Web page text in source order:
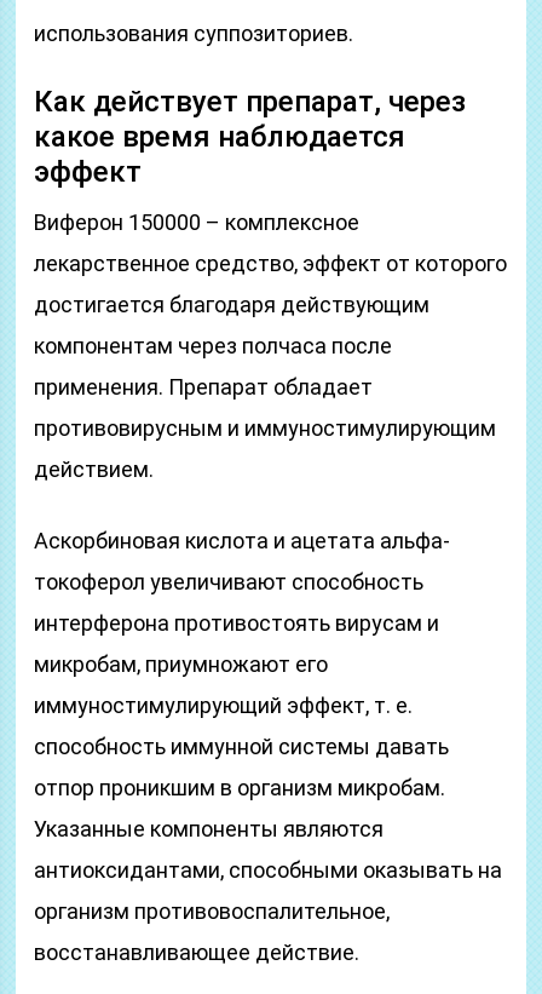
использования суппозиториев.
Как действует препарат, через
какое время наблюдается
эффект
Виферон 150000 – комплексное
лекарственное средство, эффект от которого
достигается благодаря действующим
компонентам через полчаса после
применения. Препарат обладает
противовирусным и иммуностимулирующим
действием.
Аскорбиновая кислота и ацетата альфа-
токоферол увеличивают способность
интерферона противостоять вирусам и
микробам, приумножают его
иммуностимулирующий эффект, т. е.
способность иммунной системы давать
отпор проникшим в организм микробам.
Указанные компоненты являются
антиоксидантами, способными оказывать на
организм противовоспалительное,
восстанавливающее действие.